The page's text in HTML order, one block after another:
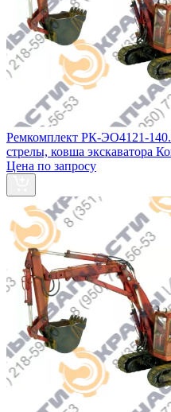
Ремкомплект РК-ЭО4121-
стрелы, ковша экскаватора
Цена по запросу